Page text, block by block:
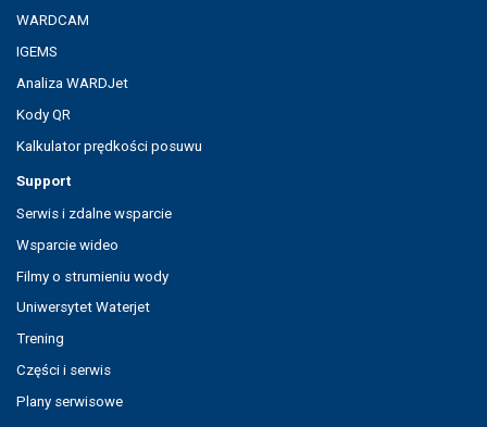
WARDCAM
IGEMS
Analiza WARDJet
Kody QR
Kalkulator prędkości posuwu
Support
Serwis i zdalne wsparcie
Wsparcie wideo
Filmy o strumieniu wody
Uniwersytet Waterjet
Trening
Części i serwis
Plany serwisowe